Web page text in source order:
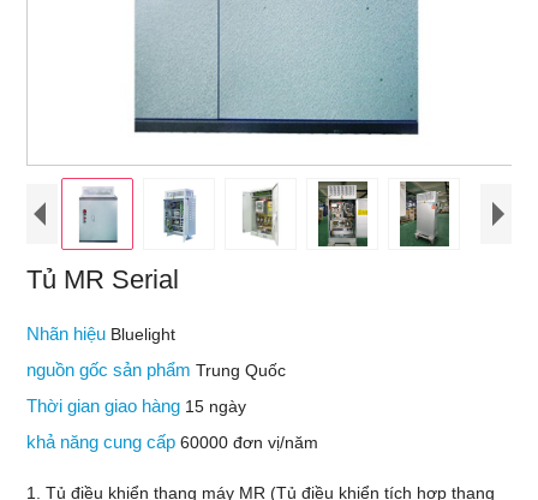
Tủ MR Serial
Nhãn hiệu Bluelight
nguồn gốc sản phẩmTrung Quốc
Thời gian giao hàng 15 ngày
khả năng cung cấp60000 đơn vị/năm
1. Tủ điều khiển thang máy MR (Tủ điều khiển tích hợp thang